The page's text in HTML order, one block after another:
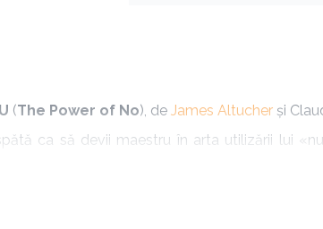
(The Power of No), de James Altucher și
ca să devii maestru în arta utilizării lui
o magie care ȋţi poate schimba viaţa, dacă